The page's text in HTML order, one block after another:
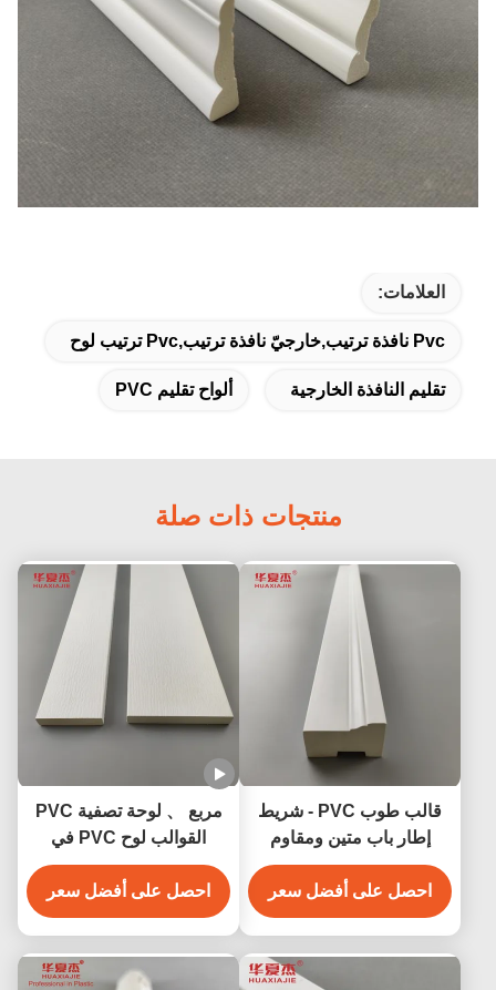
العلامات:
Pvc نافذة ترتيب,خارجيّ نافذة ترتيب,pvc ترتيب لوح
تقليم النافذة الخارجية ألواح تقليم PVC
منتجات ذات صلة
قالب طوب PVC - شريط
إطار باب متين ومقاوم
للعوامل الجوية
احصل على أفضل سعر
مربع 、 لوحة تصفية PVC
القوالب لوح PVC في
الأبيض لمجموعة واسعة من
التطبيقات
احصل على أفضل سعر